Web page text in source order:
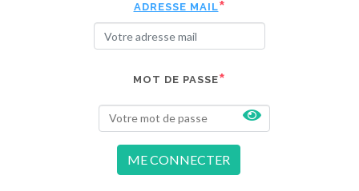
ADRESSE MAIL
MOT DE PASSE
ME CONNECTER